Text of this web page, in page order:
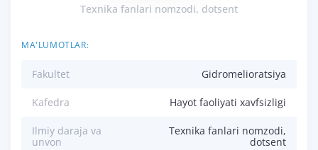
Texnika fanlari nomzodi, dotsent
MA'LUMOTLAR:
Fakultet Gidromelioratsiya
Kafedra Hayot faoliyati xavfsizligi
Ilmiy daraja va
unvon
Texnika fanlari nomzodi,
dotsent